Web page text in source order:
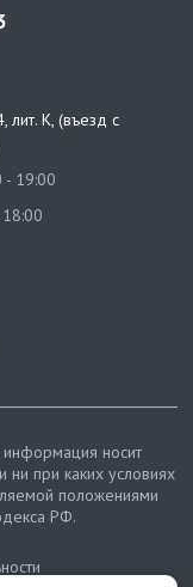
лит. К, (въезд с
- 19:00
носит
при каких условиях
положениями
РФ.